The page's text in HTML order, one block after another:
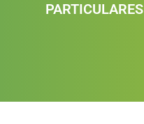
PARTICULARES